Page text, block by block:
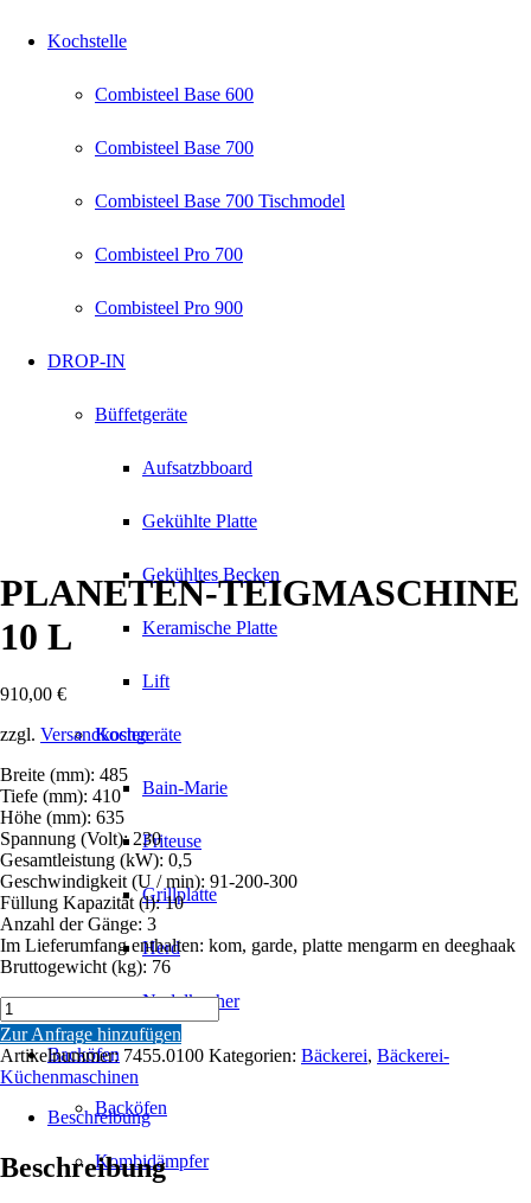
Kochstelle
Combisteel Base 600
Combisteel Base 700
Combisteel Base 700 Tischmodel
Combisteel Pro 700
Combisteel Pro 900
DROP-IN
Büffetgeräte
Aufsatzbboard
Gekühlte Platte
Gekühltes Becken
Keramische Platte
Lift
Kochgeräte
Bain-Marie
Friteuse
Grillplatte
Herd
Nudelkocher
Backöfen
Backöfen
Kombidämpfer
PLANETEN-TEIGMASCHINE
10 L
910,00 €
zzgl. Versandkosten
Breite (mm): 485
Tiefe (mm): 410
Höhe (mm): 635
Spannung (Volt): 230
Gesamtleistung (kW): 0,5
Geschwindigkeit (U / min): 91-200-300
Füllung Kapazität (l): 10
Anzahl der Gänge: 3
Im Lieferumfang enthalten: kom, garde, platte mengarm en deeghaak
Bruttogewicht (kg): 76
PLANETEN-
TEIGMASCHINE
10
L
Menge
Zur Anfrage hinzufügen
Artikelnummer: 7455.0100 Kategorien: Bäckerei, Bäckerei-
Küchenmaschinen
Beschreibung
Beschreibung